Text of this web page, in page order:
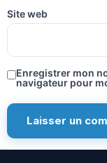
Site web
Enregistrer mon
navigateur pour